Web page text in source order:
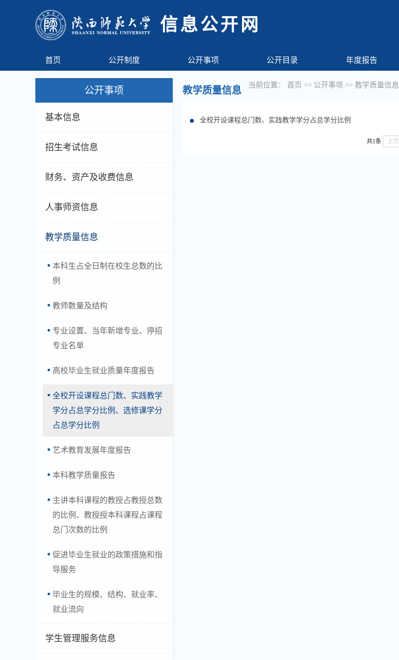
信息公开网
首页 公开制度 公开事项 公开目录 年度报告
公开事项
基本信息
招生考试信息
财务、资产及收费信息
人事师资信息
教学质量信息
本科生占全日制在校生总数的比
例
教师数量及结构
专业设置、当年新增专业、停招
专业名单
高校毕业生就业质量年度报告
全校开设课程总门数、实践教学
学分占总学分比例、选修课学分
占总学分比例
艺术教育发展年度报告
本科教学质量报告
主讲本科课程的教授占教授总数
的比例、教授授本科课程占课程
总门次数的比例
促进毕业生就业的政策措施和指
导服务
毕业生的规模、结构、就业率、
就业流向
学生管理服务信息
教学质量信息 当前位置： 首页 >> 公开事项 >> 教学质量信息
全校开设课程总门数、实践教学学分占总学分比例
共1条 上页